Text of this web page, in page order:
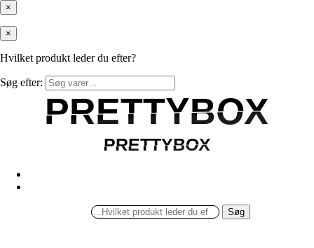
×
×
Hvilket produkt leder du efter?
Søg efter:
PRETTYBOX
PRETTYBOX
PRETTYBOX
PRETTYBOX
Søg